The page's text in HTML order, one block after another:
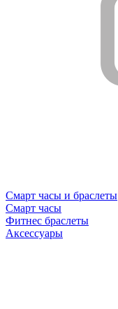
Смарт часы и браслеты
Смарт часы
Фитнес браслеты
Аксессуары